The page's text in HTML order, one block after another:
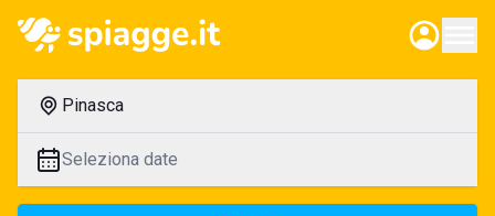
Pinasca
Seleziona date